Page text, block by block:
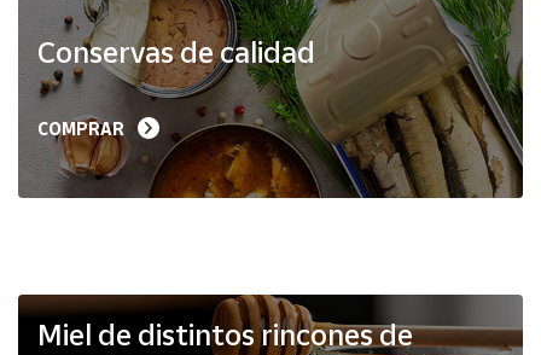
Productos
Solidarios
Ayuda
Vendedores
Conservas de calidad
COMPRAR
Miel de distintos rincones de